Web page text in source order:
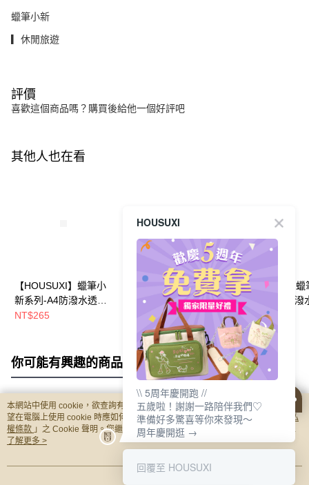
蠟筆小新
▎休閒旅遊
評價
喜歡這個商品嗎？購買後給他一個好評吧
其他人也在看
【HOUSUXI】蠟筆小
新系列-A4防潑水透明
手提袋(款式可任選)
NT$265
【HOUSUXI】蠟筆小
新系列-A3橫式防潑水
透明手提袋(款式可任
選)【5周年慶↘三件75
折】
NT$360
【HOUSUXI】蠟
新系列阿呆-防潑
明飲料袋【5周
三件75折】
NT$225
你可能有興趣的商品 全站排行
熱門標籤
本網站中使用 cookie，欲查詢有關本網站使用 cookie 方式之詳情，及若您不希
望在電腦上使用 cookie 時應如何變更電腦的 cookie 設定，請參閱本網站「
隱私
權條款 」之 Cookie 聲明。您繼續使用本網站即表示您同意本公司得按本網站使
用條款之 Cookie 聲明使用 cookie。
了解更多 >
HOUSUXI
\\ 5周年慶開跑 //
五歲啦！謝謝一路陪伴我們♡
準備好多驚喜等你來發現～
周年慶開逛 →
回覆至 HOUSUXI